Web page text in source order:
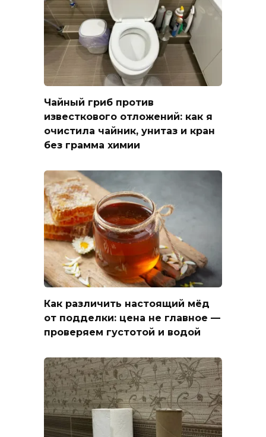
Чайный гриб против
известкового отложений: как я
очистила чайник, унитаз и кран
без грамма химии
Как различить настоящий мёд
от подделки: цена не главное —
проверяем густотой и водой